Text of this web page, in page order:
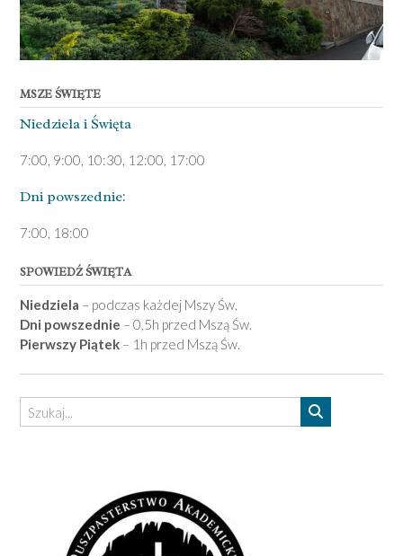
MSZE ŚWIĘTE
Niedziela ­i Święta
7:00, 9:00, 10:30, 12:00, 17:00
Dni pows­zednie:
7­:00, 18:00­
SPOWIEDŹ ŚWIĘTA
Niedziela – podczas każdej Mszy Św.
Dni powszednie – 0,5h przed Mszą Św.
Pierwszy Piątek – 1h przed Mszą Św.